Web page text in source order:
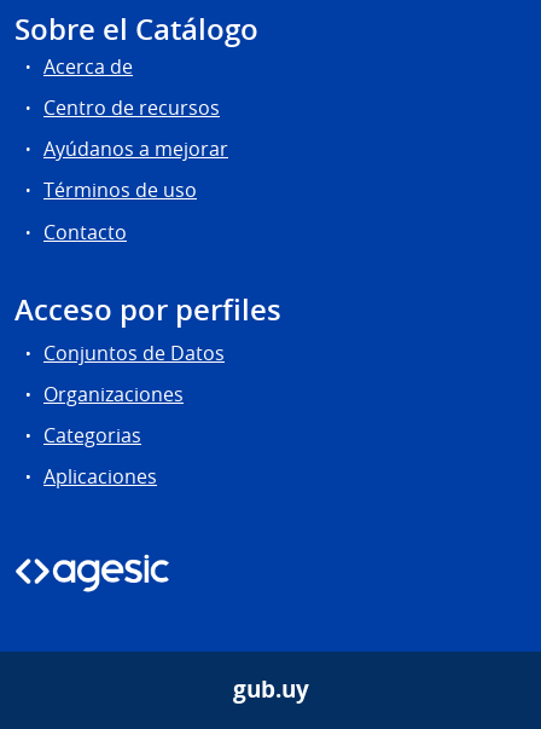
Sobre el Catálogo
Acerca de
Centro de recursos
Ayúdanos a mejorar
Términos de uso
Contacto
Acceso por perfiles
Conjuntos de Datos
Organizaciones
Categorias
Aplicaciones
gub.uy